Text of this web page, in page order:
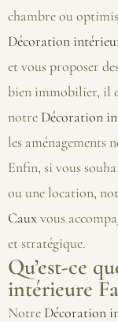
chambre ou
Décoration
et vous proposer
bien immobilier, il
notre Décoration
les aménagements
Enfin, si vous
ou une location,
Cauxvous
et stratégique.
Qu’est-ce
intérieure
Notre Décoration